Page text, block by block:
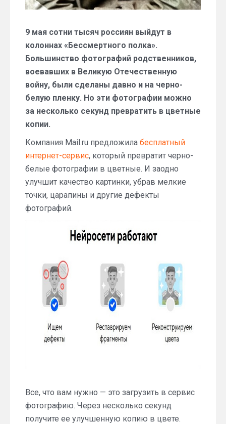
9 мая сотни тысяч россиян выйдут в
колоннах «Бессмертного полка».
Большинство фотографий родственников,
воевавших в Великую Отечественную
войну, были сделаны давно и на черно-
белую пленку. Но эти фотографии можно
за несколько секунд превратить в цветные
копии.
Компания Mail.ru предложила бесплатный
интернет-сервис, который превратит черно-
белые фотографии в цветные. И заодно
улучшит качество картинки, убрав мелкие
точки, царапины и другие дефекты
фотографий.
Все, что вам нужно — это загрузить в сервис
фотографию. Через несколько секунд
получите ее улучшенную копию в цвете.